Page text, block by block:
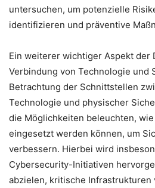
untersuchen, um potenzielle
identifizieren und präventive
Ein weiterer wichtiger Aspekt der
Verbindung von Technologie und
Betrachtung der Schnittstellen
Technologie und physischer
die Möglichkeiten beleuchten,
eingesetzt werden können, um
verbessern. Hierbei wird
Cybersecurity-Initiativen
abzielen, kritische Infrastrukturen